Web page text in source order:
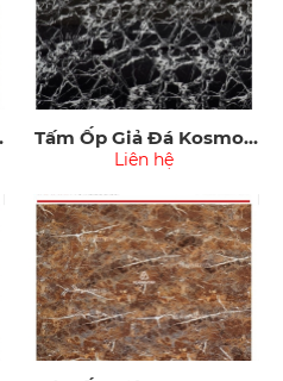
Tấm Ốp Giả Đá Kosmos
PVC3011
Liên hệ